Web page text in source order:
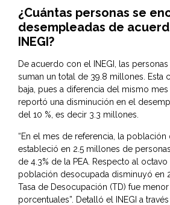
¿Cuántas personas se
desempleadas de
INEGI?
De acuerdo con el INEGI, las
suman un total de 39.8 millones. Esta
baja, pues a diferencia del mismo
reportó una disminución en el
del 10 %, es decir 3.3 millones.
“En el mes de referencia, la
estableció en 2.5 millones de
de 4.3% de la PEA. Respecto al
población desocupada disminuyó en
Tasa de Desocupación (TD) fue
porcentuales”. Detalló el INEGI a